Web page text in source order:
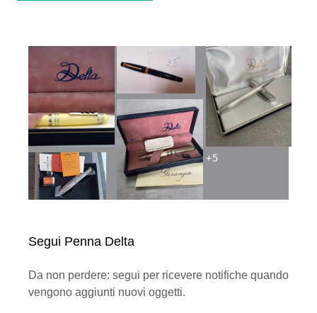
Segui Penna Delta
Da non perdere: segui per ricevere notifiche quando
vengono aggiunti nuovi oggetti.
+5